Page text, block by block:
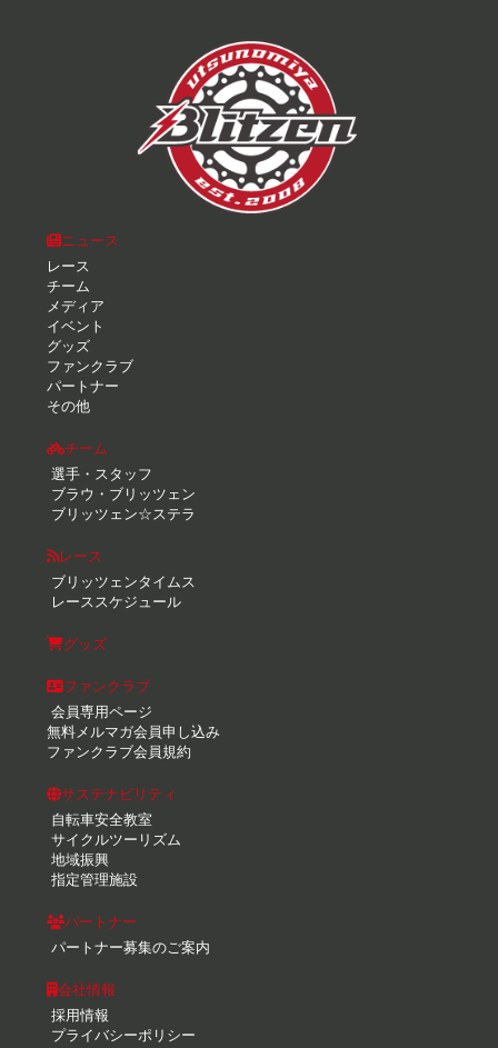
ニュース
レース
チーム
メディア
イベント
グッズ
ファンクラブ
パートナー
その他
チーム
選手・スタッフ
ブラウ・ブリッツェン
ブリッツェン☆ステラ
レース
ブリッツェンタイムス
レーススケジュール
グッズ
ファンクラブ
会員専用ページ
無料メルマガ会員申し込み
ファンクラブ会員規約
サステナビリティ
自転車安全教室
サイクルツーリズム
地域振興
指定管理施設
パートナー
パートナー募集のご案内
会社情報
採用情報
プライバシーポリシー